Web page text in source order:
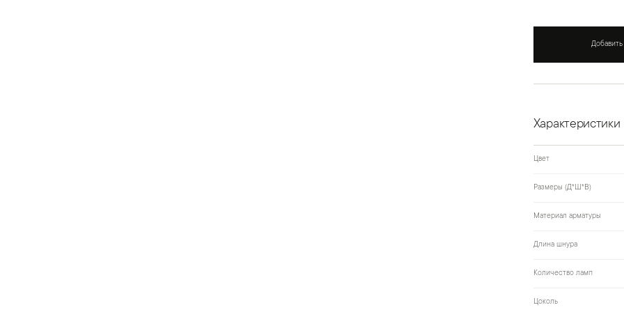
Характеристики
Цвет
Размеры (Д*Ш*В)
Материал арматуры
Длина шнура
Количество ламп
Цоколь